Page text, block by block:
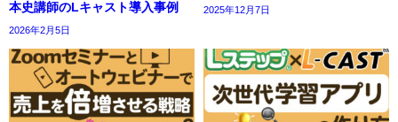
本史講師のLキャスト導入事例
2026年2月5日
2025年12月7日